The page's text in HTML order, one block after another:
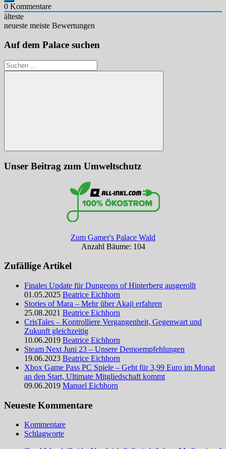
0 Kommentare
älteste
neueste meiste Bewertungen
Auf dem Palace suchen
Suchen
nach:
Suchen
Unser Beitrag zum Umweltschutz
Zum Gamer's Palace Wald
Anzahl Bäume: 104
Zufällige Artikel
Finales Update für Dungeons of Hinterberg ausgerollt
01.05.2025 Beatrice Eichhorn
Stories of Mara – Mehr über Akaji erfahren
25.08.2021 Beatrice Eichhorn
CrisTales – Kontrolliere Vergangenheit, Gegenwart und
Zukunft gleichzeitig
10.06.2019 Beatrice Eichhorn
Steam Next Juni 23 – Unsere Demoempfehlungen
19.06.2023 Beatrice Eichhorn
Xbox Game Pass PC Spiele – Geht für 3,99 Euro im Monat
an den Start, Ultimate Mitgliedschaft kommt
09.06.2019 Manuel Eichhorn
Neueste Kommentare
Kommentare
Schlagworte